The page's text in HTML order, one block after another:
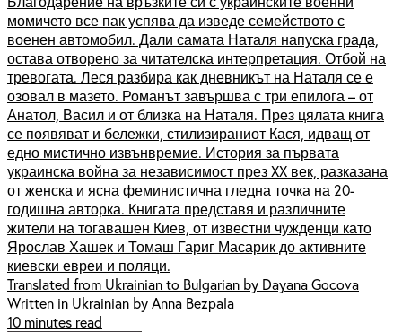
момичето все пак успява да изведе семейството с
военен автомобил. Дали самата Наталя напуска града,
остава отворено за читателска интерпретация. Отбой на
тревогата. Леся разбира как дневникът на Наталя се е
озовал в мазето. Романът завършва с три епилога – от
Анатол, Васил и от близка на Наталя. През цялата книга
се появяват и бележки, стилизираниот Кася, идващ от
едно мистично извънвремие. История за първата
украинска война за независимост през XX век, разказана
от женска и ясна феминистична гледна точка на 20-
годишна авторка. Книгата представя и различните
жители на тогавашен Киев, от известни чужденци като
Ярослав Хашек и Томаш Гариг Масарик до активните
киевски евреи и поляци.
Translated from Ukrainian to Bulgarian by Dayana Gocova
Written in Ukrainian by Anna Bezpala
10 minutes read